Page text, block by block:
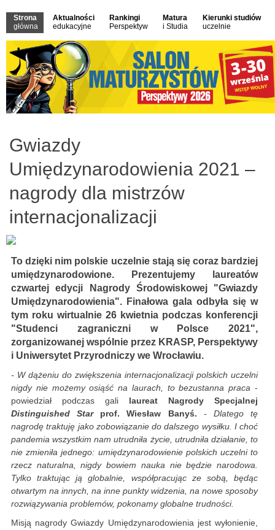
Strona
główna
Aktualności
edukacyjne
Rankingi
Perspektyw
Matura
i Studia
Kierunki studiów
uczelnie
Gwiazdy
Umiędzynarodowienia 2021 –
nagrody dla mistrzów
internacjonalizacji
To dzięki nim polskie uczelnie stają się coraz bardziej
umiędzynarodowione. Prezentujemy laureatów
czwartej edycji Nagrody Środowiskowej "Gwiazdy
Umiędzynarodowienia". Finałowa gala odbyła się w
tym roku wirtualnie 26 kwietnia podczas konferencji
"Studenci zagraniczni w Polsce 2021",
zorganizowanej wspólnie przez KRASP, Perspektywy
i Uniwersytet Przyrodniczy we Wrocławiu.
- W dążeniu do zwiększenia internacjonalizacji polskich uczelni
nigdy nie możemy osiąść na laurach, to bezustanna praca -
powiedział podczas gali laureat Nagrody Specjalnej
Distinguished Starprof. Wiesław Banyś.
- Dlatego tę
nagrodę traktuję jako zobowiązanie do dalszego wysiłku. I choć
pandemia wszystkim nam utrudniła życie, utrudniła działanie, to
nie zmieniła jednego: umiędzynarodowienie polskich uczelni to
rzecz naturalna, nigdy bowiem nauka nie będzie narodowa.
Tylko traktując ją globalnie, współpracując ze sobą, będąc
otwartym na innych, na inne punkty widzenia, na nowe sposoby
rozwiązywania problemów, pokonamy globalne trudności.
Misją nagrody Gwiazdy Umiędzynarodowienia jest wyłonienie,